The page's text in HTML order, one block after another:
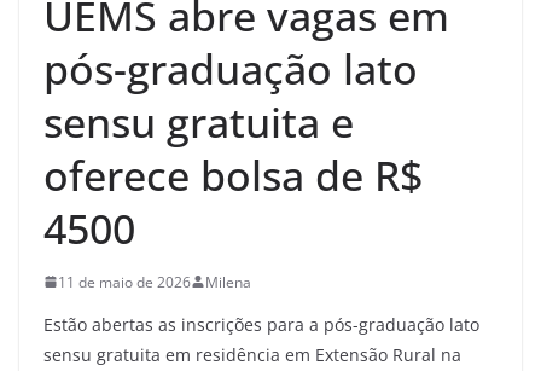
UEMS abre vagas em
pós-graduação lato
sensu gratuita e
oferece bolsa de R$
4500
11 de maio de 2026 Milena
Estão abertas as inscrições para a pós-graduação lato
sensu gratuita em residência em Extensão Rural na